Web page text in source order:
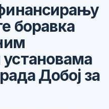
боравка
Добој за